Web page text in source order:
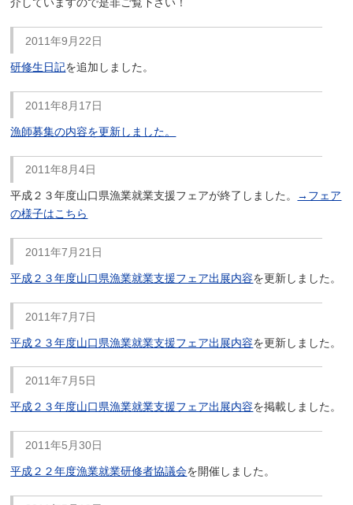
介していますので是非ご覧下さい！
2011年9月22日
研修生日記を追加しました。
2011年8月17日
漁師募集の内容を更新しました。
2011年8月4日
平成２３年度山口県漁業就業支援フェアが終了しました。 →フェア
の様子はこちら
2011年7月21日
平成２３年度山口県漁業就業支援フェア出展内容を更新しました。
2011年7月7日
平成２３年度山口県漁業就業支援フェア出展内容を更新しました。
2011年7月5日
平成２３年度山口県漁業就業支援フェア出展内容を掲載しました。
2011年5月30日
平成２２年度漁業就業研修者協議会を開催しました。